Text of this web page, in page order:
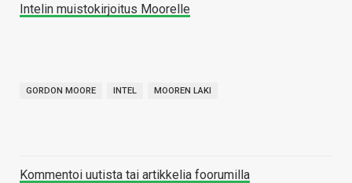
Intelin muistokirjoitus Moorelle
GORDON MOORE INTEL MOOREN LAKI
Kommentoi uutista tai artikkelia foorumilla